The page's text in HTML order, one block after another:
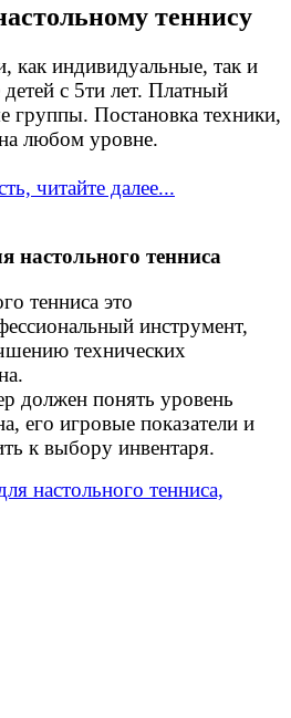
теннису
как индивидуальные, так и
с 5ти лет. Платный
группы. Постановка техники,
любом уровне.
читайте далее...
настольного тенниса
тенниса это
инструмент,
технических
должен понять уровень
его игровые показатели и
к выбору инвентаря.
настольного тенниса,